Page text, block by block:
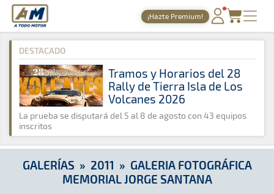
A Todo Motor · Revista del motor desde 1999
¡Hazte Premium!
PORTADA
TIEMPOS ONLINE
NOTICIAS
AGENDA
GALERÍAS
TIENDA
ARCHIVO
A Todo Motor » Galerías » 2011 » Galeria Fotográfica
DESTACADO
Tramos y Horarios del 28
Rally de Tierra Isla de Los
Volcanes 2026
La prueba se disputará del 5 al 8 de agosto con 43 equipos
inscritos
GALERÍAS » 2011 » GALERIA FOTOGRÁFICA
MEMORIAL JORGE SANTANA